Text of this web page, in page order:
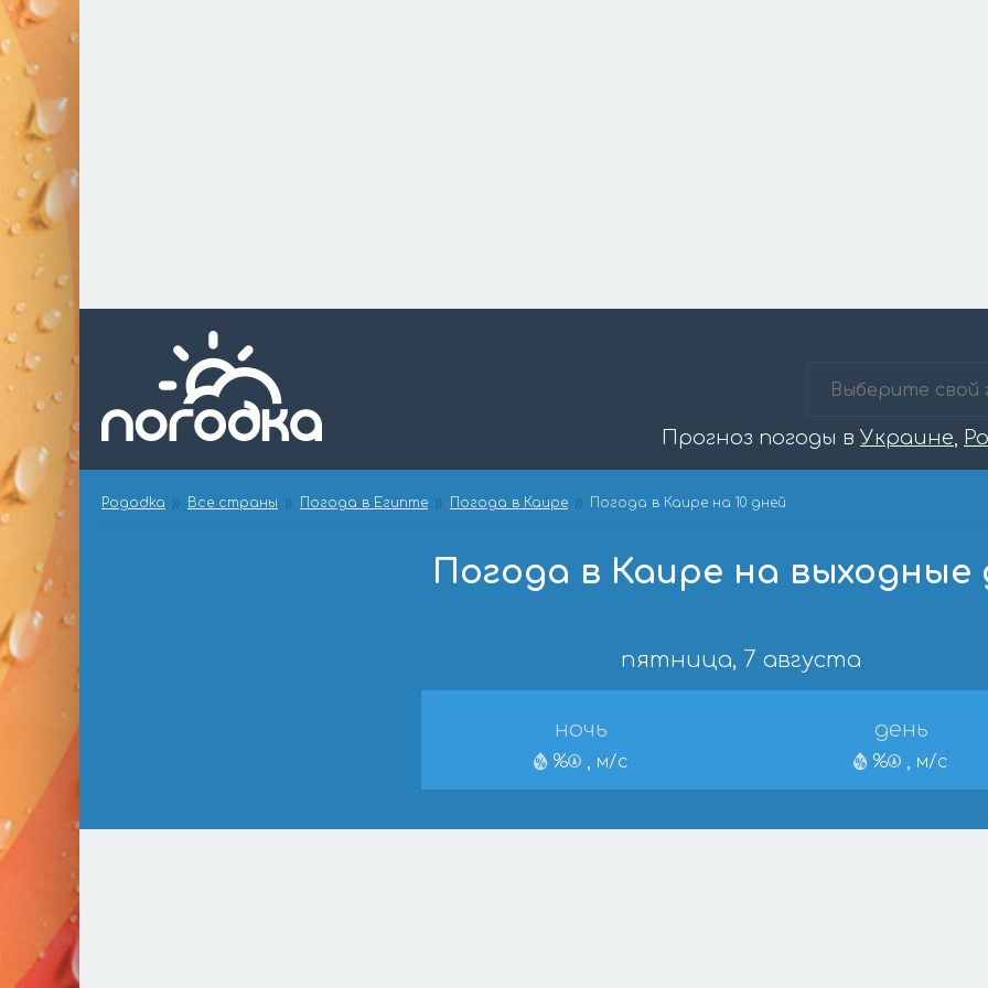
Прогноз погоды в Украине,
Pogodka Все страны Погода в Египте Погода в Каире Погода в Каире на 10 дней
Погода в Каире на выходные
пятница, 7 августа
ночь
% , м/с
день
% , м/с